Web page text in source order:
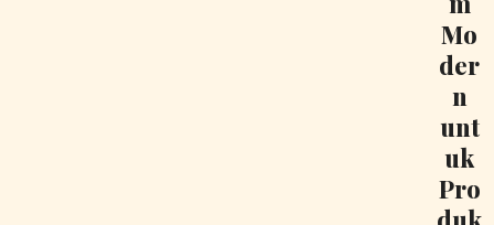
Mo
der
n
unt
uk
Pro